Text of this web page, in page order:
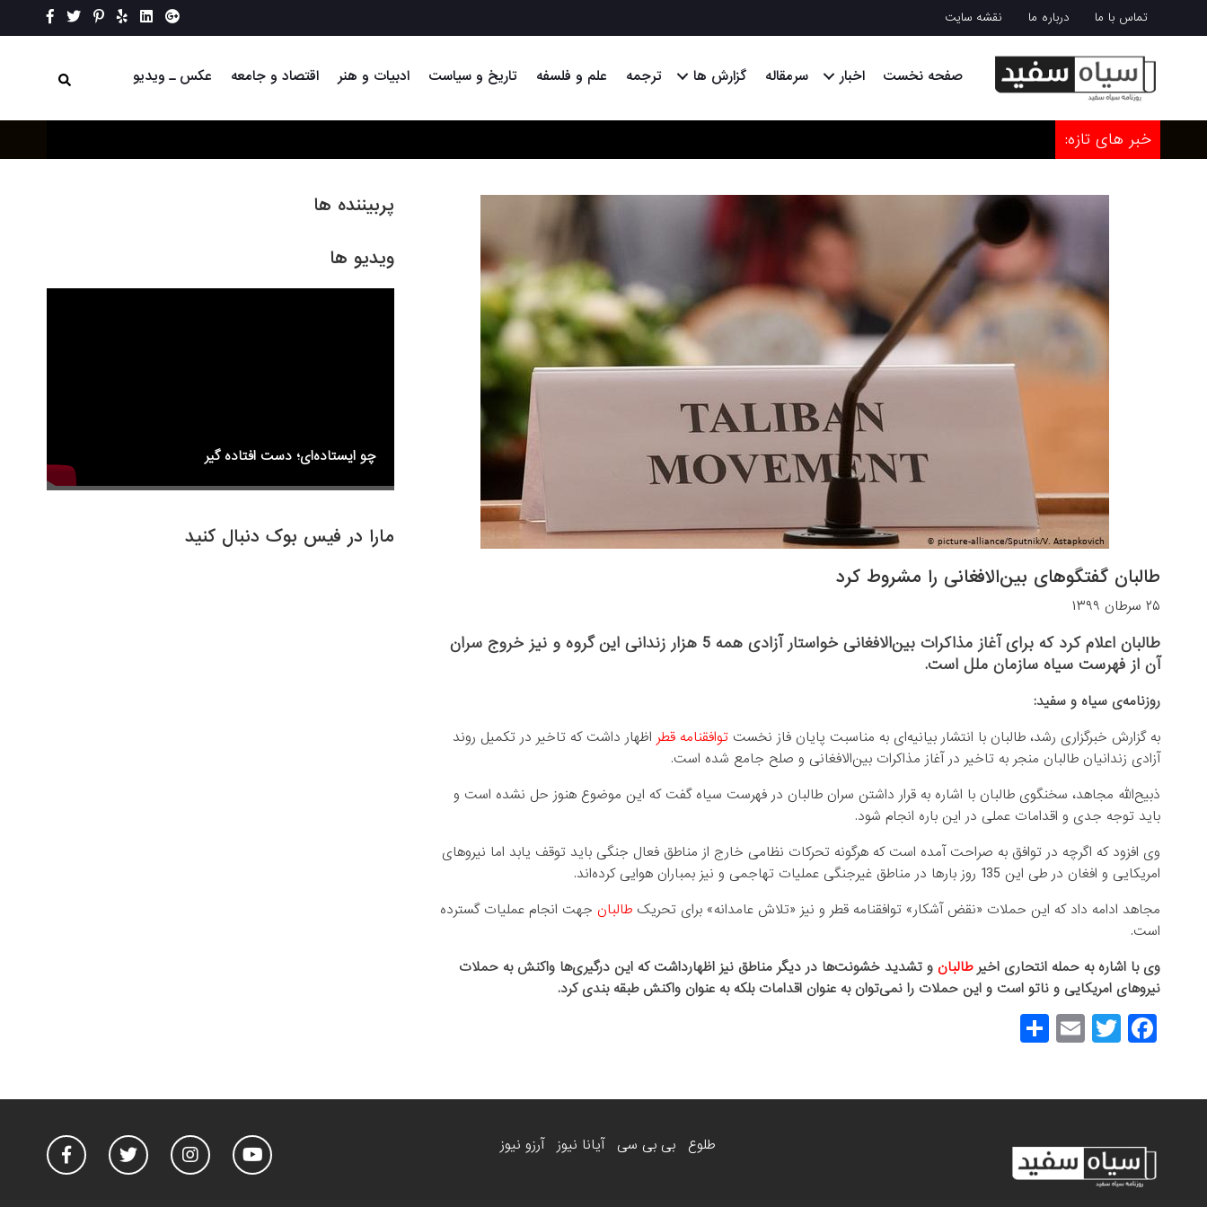
تماس با ما درباره ما نقشه سایت
صفحه نخست اخبار سرمقاله گزارش ها ترجمه علم و فلسفه تاریخ و سیاست ادبیات و هنر اقتصاد و جامعه عکس ـ ویدیو
خبر های تازه:
پربیننده ها
ویدیو ها
چو ایستاده‌ای؛ دست افتاده گیر
مارا در فیس بوک دنبال کنید
طالبان گفتگوهای بین‌الافغانی را مشروط کرد
۲۵ سرطان ۱۳۹۹
طالبان اعلام کرد که برای آغاز مذاکرات بین‌الافغانی خواستار آزادی همه 5 هزار زندانی این گروه و نیز خروج سران
آن از فهرست سیاه سازمان ملل است.
روزنامه‌ی سیاه و سفید:
به گزارش خبرگزاری رشد، طالبان با انتشار بیانیه‌ای به مناسبت پایان فاز نخستتوافقنامه قطر اظهار داشت که تاخیر در تکمیل روند
آزادی زندانیان طالبان منجر به تاخیر در آغاز مذاکرات بین‌الافغانی و صلح جامع شده است.
ذبیح‌الله مجاهد، سخنگوی طالبان با اشاره به قرار داشتن سران طالبان در فهرست سیاه گفت که این موضوع هنوز حل نشده است و
باید توجه جدی و اقدامات عملی در این باره انجام شود.
وی افزود که اگرچه در توافق به صراحت آمده است که هرگونه تحرکات نظامی خارج از مناطق فعال جنگی باید توقف یابد اما نیروهای
امریکایی و افغان در طی این 135 روز بارها در مناطق غیرجنگی عملیات تهاجمی و نیز بمباران هوایی کرده‌اند.
مجاهد ادامه داد که این حملات «نقض آشکار» توافقنامه قطر و نیز «تلاش عامدانه» برای تحریکطالبان جهت انجام عملیات گسترده
است.
وی با اشاره به حمله انتحاری اخیرطالبان و تشدید خشونت‌ها در دیگر مناطق نیز اظهارداشت که این درگیری‌ها واکنش به حملات
نیروهای امریکایی و ناتو است و این حملات را نمی‌توان به عنوان اقدامات بلکه به عنوان واکنش طبقه بندی کرد.
F
a
e
b
o
T
wi
er
E
m
e
طلوع بی بی سی آیانا نیوز آرزو نیوز